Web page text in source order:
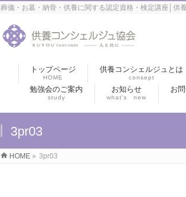
葬儀・お墓・納骨・供養に関する認定資格・検定講座│供
トップページ
HOME
供養コンシェルジュとは
consept
勉強会のご案内
study
お知らせ
what’s new
お
3pr03
HOME » 3pr03